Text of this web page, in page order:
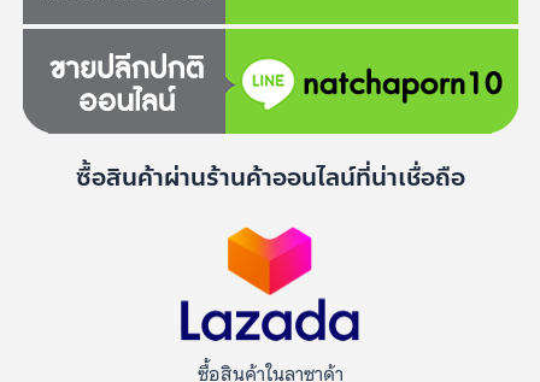
ซื้อสินค้าผ่านร้านค้าออนไลน์ที่น่าเชื่อถือ
ซื้อสินค้าในลาซาด้า